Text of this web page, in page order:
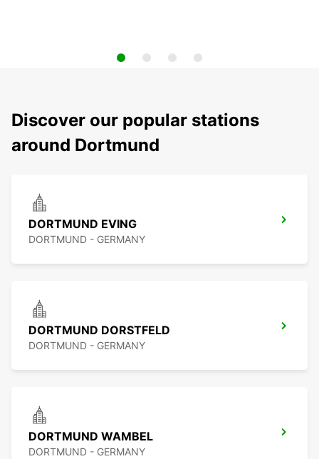
Discover our popular stations
around Dortmund
DORTMUND EVING
DORTMUND - GERMANY
DORTMUND DORSTFELD
DORTMUND - GERMANY
DORTMUND WAMBEL
DORTMUND - GERMANY